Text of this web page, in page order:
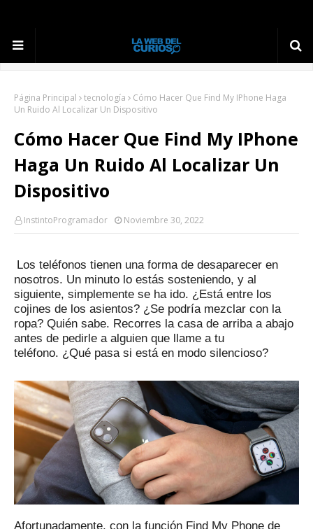
Página Principal tecnología
Cómo Hacer Que Find My IPhone Haga
Un Ruido Al Localizar Un Dispositivo
Cómo Hacer Que Find My IPhone
Haga Un Ruido Al Localizar Un
Dispositivo
InstintoProgramador Noviembre 30, 2022
Los teléfonos tienen una forma de desaparecer en
nosotros. Un minuto lo estás sosteniendo, y al
siguiente, simplemente se ha ido. ¿Está entre los
cojines de los asientos? ¿Se podría mezclar con la
ropa? Quién sabe. Recorres la casa de arriba a abajo
antes de pedirle a alguien que llame a tu
teléfono. ¿Qué pasa si está en modo silencioso?
Afortunadamente, con la función Find My Phone de